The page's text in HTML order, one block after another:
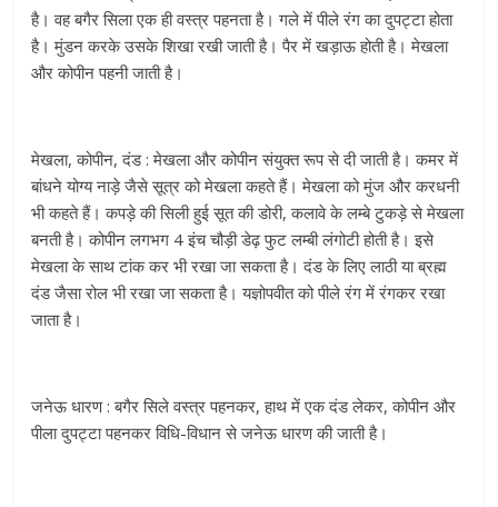
है। वह बगैर सिला एक ही वस्त्र पहनता है। गले में पीले रंग का दुपट्टा होता
है। मुंडन करके उसके शिखा रखी जाती है। पैर में खड़ाऊ होती है। मेखला
और कोपीन पहनी जाती है।
मेखला, कोपीन, दंड : मेखला और कोपीन संयुक्त रूप से दी जाती है। कमर में
बांधने योग्य नाड़े जैसे सूत्र को मेखला कहते हैं। मेखला को मुंज और करधनी
भी कहते हैं। कपड़े की सिली हुई सूत की डोरी, कलावे के लम्बे टुकड़े से मेखला
बनती है। कोपीन लगभग 4 इंच चौड़ी डेढ़ फुट लम्बी लंगोटी होती है। इसे
मेखला के साथ टांक कर भी रखा जा सकता है। दंड के लिए लाठी या ब्रह्म
दंड जैसा रोल भी रखा जा सकता है। यज्ञोपवीत को पीले रंग में रंगकर रखा
जाता है।
जनेऊ धारण : बगैर सिले वस्त्र पहनकर, हाथ में एक दंड लेकर, कोपीन और
पीला दुपट्टा पहनकर विधि-विधान से जनेऊ धारण की जाती है।